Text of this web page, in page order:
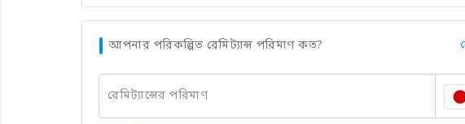
আপনার পরিকল্পিত রেমিট্যান্স পরিমাণ কত?
রেমিট্যান্সের পরিমাণ